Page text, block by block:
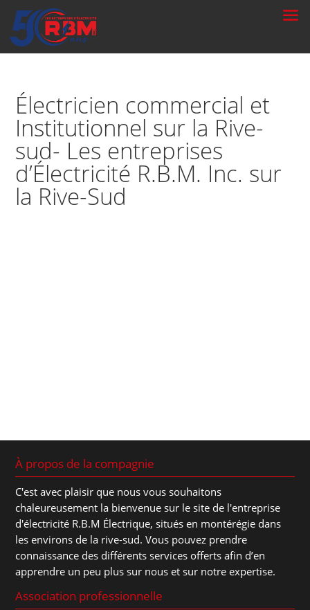
Électricien commercial et
Institutionnel sur la Rive-
sud- Les entreprises
d’Électricité R.B.M. Inc. sur
la Rive-Sud
À propos de la compagnie
C'est avec plaisir que nous vous souhaitons
chaleureusement la bienvenue sur le site de l'entreprise
d'électricité R.B.M Électrique, situés en montérégie dans
les environs de la rive-sud. Vous pouvez prendre
connaissance des différents services offerts afin d’en
apprendre un peu plus sur nous et sur notre expertise.
Association professionnelle